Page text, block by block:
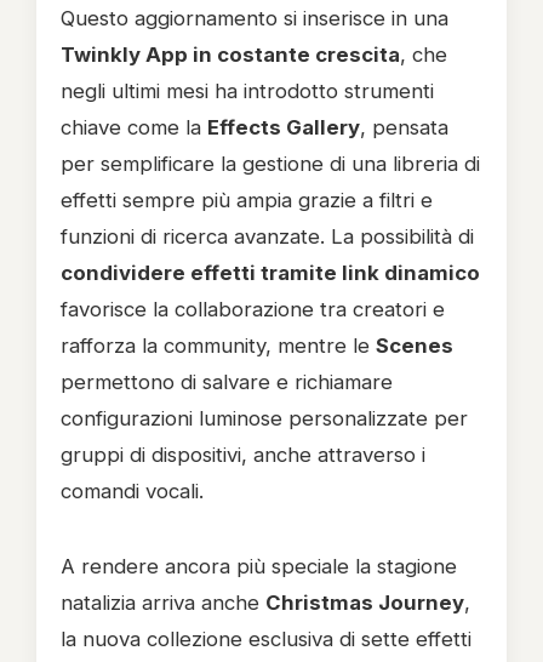
Questo aggiornamento si inserisce in una
Twinkly App in costante crescita, che
negli ultimi mesi ha introdotto strumenti
chiave come la Effects Gallery, pensata
per semplificare la gestione di una libreria di
effetti sempre più ampia grazie a filtri e
funzioni di ricerca avanzate. La possibilità di
condividere effetti tramite link dinamico
favorisce la collaborazione tra creatori e
rafforza la community, mentre le Scenes
permettono di salvare e richiamare
configurazioni luminose personalizzate per
gruppi di dispositivi, anche attraverso i
comandi vocali.
A rendere ancora più speciale la stagione
natalizia arriva anche Christmas Journey,
la nuova collezione esclusiva di sette effetti